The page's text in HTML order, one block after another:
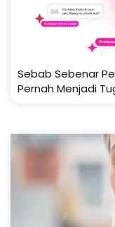
Sebab Sebenar
Pernah Menjadi